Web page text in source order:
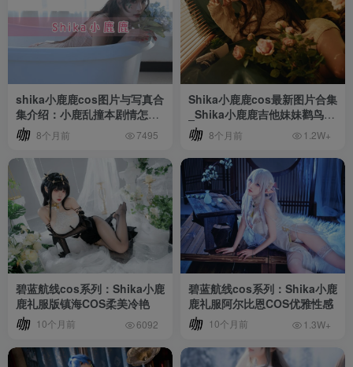
shika小鹿鹿cos图片与写真合
集介绍：小鹿乱撞本剧情怎么
了？8个月前 7495
Shika小鹿鹿cos最新图片合集
_Shika小鹿鹿吉他妹妹鹳鸟踟
蹰[持续更新]
8个月前 1.2W+
碧蓝航线cos系列：Shika小鹿
鹿礼服版镇海COS柔美冷艳
10个月前 6092
碧蓝航线cos系列：Shika小鹿
鹿礼服阿尔比恩COS优雅性感
10个月前 1.3W+